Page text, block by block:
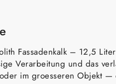
Fassadenkalk – 12,5
Verarbeitung und das
im groesseren Objekt